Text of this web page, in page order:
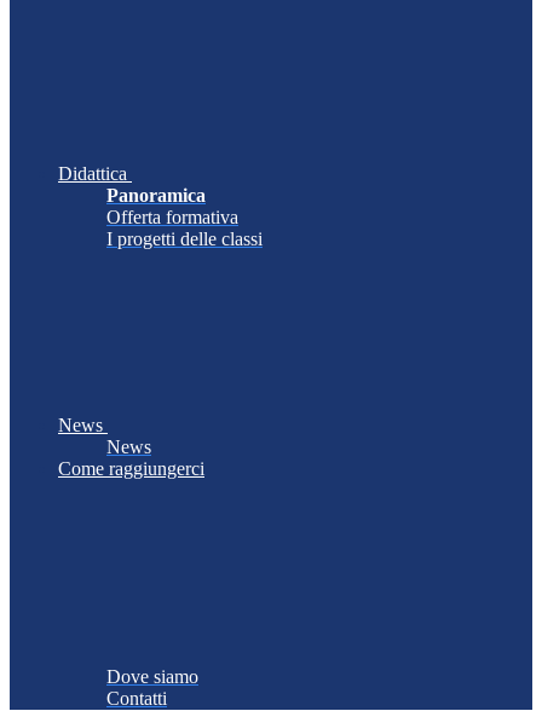
Didattica
Panoramica
Offerta formativa
I progetti delle classi
News
News
Come raggiungerci
Dove siamo
Contatti